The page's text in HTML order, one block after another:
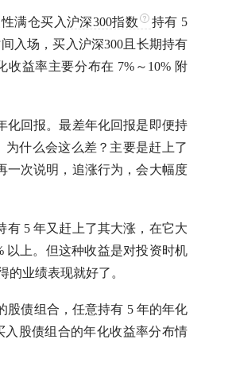
满仓买入沪深300指数
持有 5
入场，买入沪深300 且长期持有
收益率主要分布在 7%～10% 附
化回报。最差年化回报是即便持
为什么会这么差？主要是赶上了
一次说明，追涨行为，会大幅度
有 5 年又赶上了其大涨，在它大
以上。但这种收益是对投资时机
业绩表现就好了。
股债组合，任意持有 5 年的年化
入股债组合的年化收益率分布情